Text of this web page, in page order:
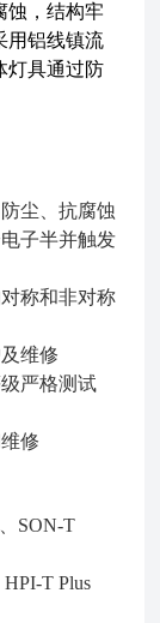
蚀，结构牢
用铝线镇流
灯具通过防
尘、抗腐蚀
子半并触发
称和非对称
维修
严格测试
修
SON-T
T Plus